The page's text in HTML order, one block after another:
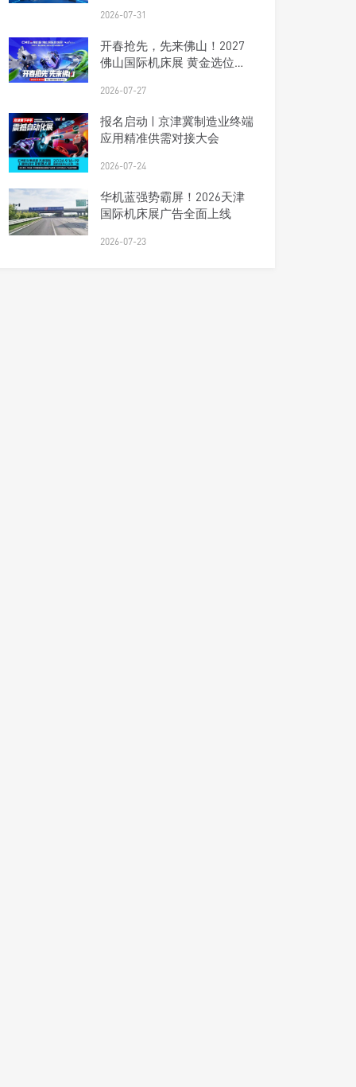
2026-07-31
开春抢先，先来佛山！2027
佛山国际机床展 黄金选位正
2026-07-27
报名启动 | 京津冀制造业终端
应用精准供需对接大会
2026-07-24
华机蓝强势霸屏！2026天津
国际机床展广告全面上线
2026-07-23